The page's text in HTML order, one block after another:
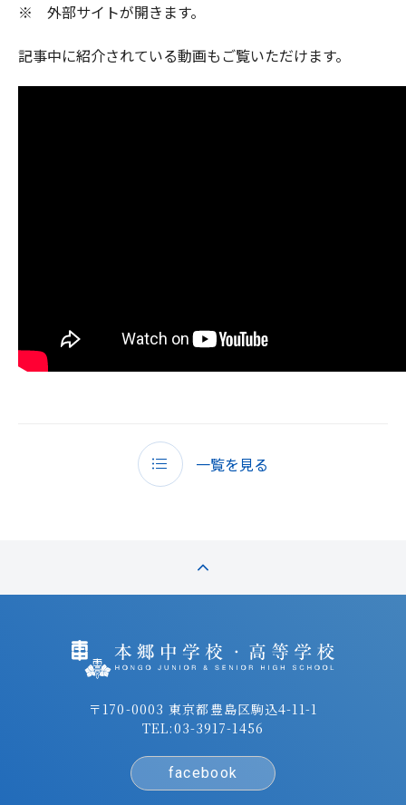
※ 外部サイトが開きます。
記事中に紹介されている動画もご覧いただけます。
一覧を見る
〒170-0003 東京都豊島区駒込4-11-1
TEL:03-3917-1456
facebook